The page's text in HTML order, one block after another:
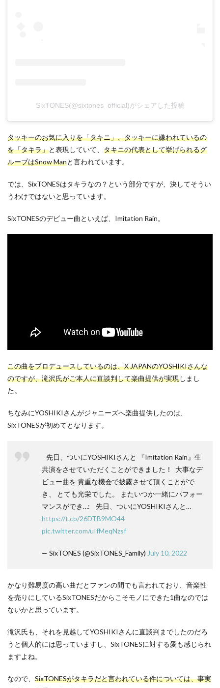
SixTONES(@sixtones_official)がシェアした投稿
タッキーのお気に入りを「タキニ」、タッキーに嫌われているの
を「タキラ」と表現していて、 タキニの代表として挙げられるグ
ループはSnow Manと言われています。
では、SixTONESはタキラなの？という部分ですが、決してそうい
うわけではないと思っています。
SixTONESのデビュー曲といえば、Imitation Rain。
この曲をプロデュースしているのは、X JAPANのYOSHIKIさんな
のですが、滝沢氏がご本人に直談判して楽曲提供が実現しまし
た。
ちなみにYOSHIKIさんがジャニーズへ楽曲提供したのは、
SixTONESが初めてとなります。
⁡ ⁡ ⁡ 先日、ついにYOSHIKIさんと 『Imitation Rain』生
共演をさせていただくことができました！ ⁡ 大事なデ
ビュー曲を 貴重な機会で披露させて頂くことがで
き、 とても光栄でした。 またいつか一緒にパフォー
マンスができ…: ⁡ ⁡ ⁡ 先日、ついにYOSHIKIさんと…
https://t.co/26DTB9MO44
pic.twitter.com/uIfMeqNzsf
— SixTONES (@SixTONES_Family) July 10, 2022
かなり難易度の高い曲だとファンの間でも言われており、音楽性
を売りにしているSixTONESだからこそモノにできた1曲なのでは
ないかと思っています。
滝沢氏も、それを見越してYOSHIKIさんに直談判までしたのだろ
うと個人的には思っていますし、SixTONESに対する愛も感じられ
ますよね。
なので、 SixTONESがタキラだと言われている件については、事実